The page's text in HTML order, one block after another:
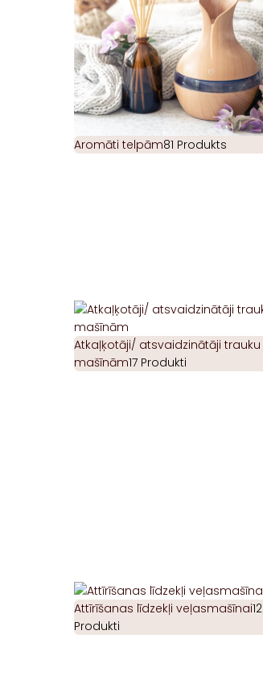
Aromāti telpām81 Produkts
Atkaļķotāji/ atsvaidzinātāji trauku
mašīnām17 Produkti
Attīrīšanas līdzekļi veļasmašīnai12
Produkti